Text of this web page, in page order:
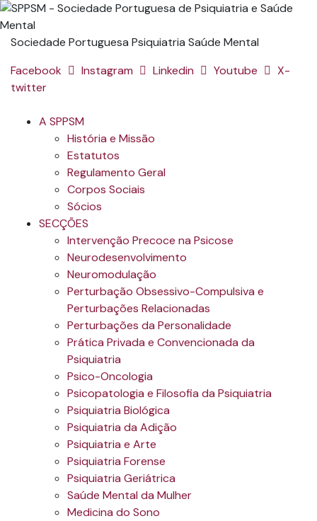
Sociedade Portuguesa Psiquiatria Saúde Mental
Facebook
Instagram Linkedin Youtube
X-
twitter
A SPPSM
História e Missão
Estatutos
Regulamento Geral
Corpos Sociais
Sócios
SECÇÕES
Intervenção Precoce na Psicose
Neurodesenvolvimento
Neuromodulação
Perturbação Obsessivo-Compulsiva e
Perturbações Relacionadas
Perturbações da Personalidade
Prática Privada e Convencionada da
Psiquiatria
Psico-Oncologia
Psicopatologia e Filosofia da Psiquiatria
Psiquiatria Biológica
Psiquiatria da Adição
Psiquiatria e Arte
Psiquiatria Forense
Psiquiatria Geriátrica
Saúde Mental da Mulher
Medicina do Sono